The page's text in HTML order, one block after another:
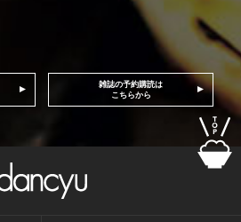
雑誌の予約購読は
こちらから